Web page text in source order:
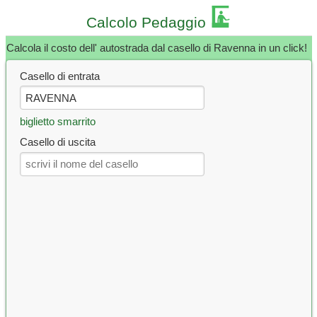
Calcolo Pedaggio
Calcola il costo dell' autostrada dal casello di Ravenna in un click!
Casello di entrata
biglietto smarrito
Casello di uscita